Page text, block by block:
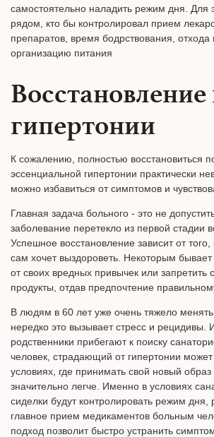
самостоятельно наладить режим дня. Для
рядом, кто бы контролировал прием
препаратов, время бодрствования, отхода
организацию питания
Восстановление
гипертонии
К сожалению, полностью восстановиться
эссенциальной гипертонии практически
можно избавиться от симптомов и
Главная задача больного - это не
заболевание перетекло из первой стадии
Успешное восстановление зависит от того,
сам хочет выздороветь. Некоторым бывает
от своих вредных привычек или
продукты, отдав предпочтение
В людям в 60 лет уже очень тяжело менять
нередко это вызывает стресс и рецидивы.
родственники прибегают к поиску
человек, страдающий от гипертонии может
условиях, где принимать свой новый
значительно легче. Именно в условиях
сиделки будут контролировать режим дня,
главное прием медикаментов больным
подход позволит быстро устранить